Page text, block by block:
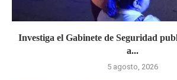
Investiga el Gabinete de Seguridad
a...
5 agosto, 2026